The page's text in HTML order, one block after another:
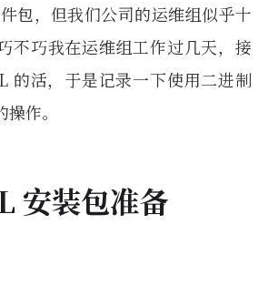
包，但我们公司的运维组似乎十
不巧我在运维组工作过几天，接
的活，于是记录一下使用二进制
作。
安装包准备